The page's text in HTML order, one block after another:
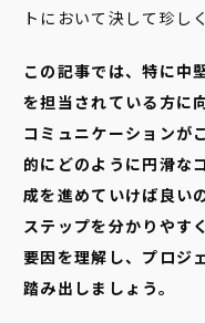
トにおいて決して珍し
この記事では、特に中
を担当されている方に
コミュニケーションが
的にどのように円滑な
成を進めていけば良い
ステップを分かりやす
要因を理解し、プロジ
踏み出しましょう。